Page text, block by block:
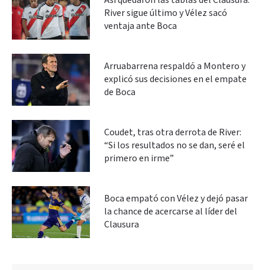
River sigue último y Vélez sacó
ventaja ante Boca
Arruabarrena respaldó a Montero y
explicó sus decisiones en el empate
de Boca
Coudet, tras otra derrota de River:
“Si los resultados no se dan, seré el
primero en irme”
Boca empató con Vélez y dejó pasar
la chance de acercarse al líder del
Clausura